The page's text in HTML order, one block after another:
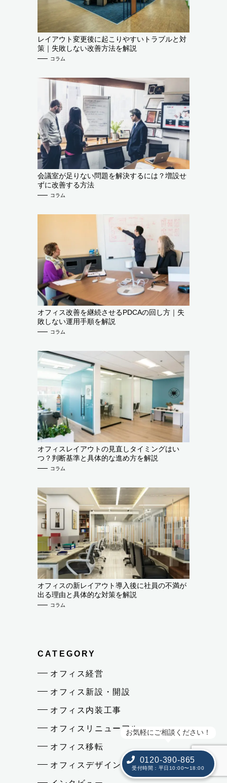
お気軽にご相談ください！
0120-390-865
受付時間：平日10:00〜18:00
レイアウト変更後に起こりやすいトラブルと対
策｜失敗しない改善方法を解説
コラム
会議室が足りない問題を解決するには？増設せ
ずに改善する方法
コラム
オフィス改善を継続させるPDCAの回し方｜失
敗しない運用手順を解説
コラム
オフィスレイアウトの見直しタイミングはい
つ？判断基準と具体的な進め方を解説
コラム
オフィスの新レイアウト導入後に社員の不満が
出る理由と具体的な対策を解説
コラム
CATEGORY
オフィス経営
オフィス新設・開設
オフィス内装工事
オフィスリニューアル
オフィス移転
オフィスデザイン